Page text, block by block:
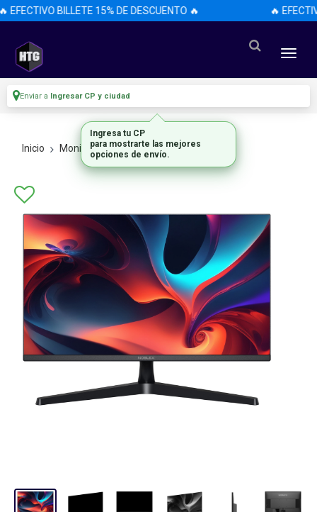
EFECTIVO BILLETE 15% DE DESCUENTO 🔥 🔥
Enviar a Ingresar CP y ciudad
Inicio Monitores Todos Los Monitores
Ingresa tu CP
para mostrarte las mejores
opciones de envío.